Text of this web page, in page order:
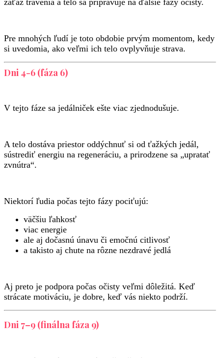
záťaž trávenia a telo sa pripravuje na ďalšie fázy očisty.
Pre mnohých ľudí je toto obdobie prvým momentom, kedy
si uvedomia, ako veľmi ich telo ovplyvňuje strava.
Dni 4-6 (fáza 6)
V tejto fáze sa jedálniček ešte viac zjednodušuje.
A telo dostáva priestor oddýchnuť si od ťažkých jedál,
sústrediť energiu na regeneráciu, a prirodzene sa „upratať
zvnútra“.
Niektorí ľudia počas tejto fázy pociťujú:
väčšiu ľahkosť
viac energie
ale aj dočasnú únavu či emočnú citlivosť
a takisto aj chute na rôzne nezdravé jedlá
Aj preto je podpora počas očisty veľmi dôležitá. Keď
strácate motiváciu, je dobre, keď vás niekto podrží.
Dni 7–9 (finálna fáza 9)